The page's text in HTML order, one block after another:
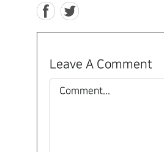
Leave A Comment
Comment